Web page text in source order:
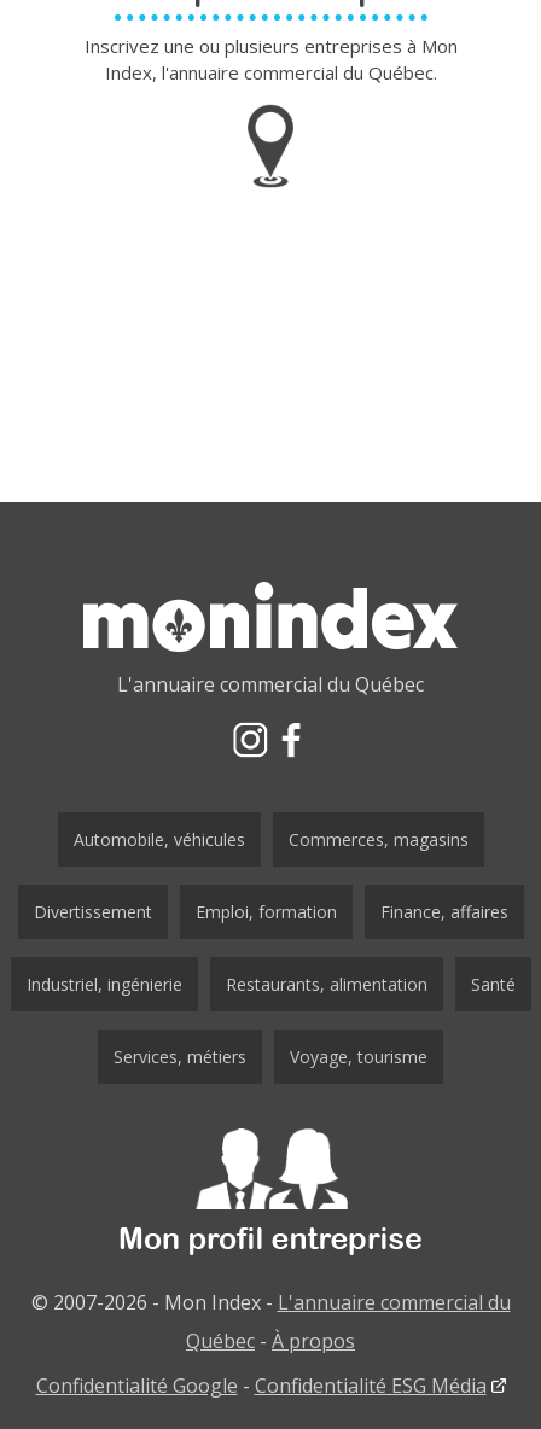
Inscrivez une ou plusieurs entreprises à Mon
Index, l'annuaire commercial du Québec.
L'annuaire commercial du Québec
Automobile, véhicules Commerces, magasins
Divertissement Emploi, formation Finance, affaires
Industriel, ingénierie Restaurants, alimentation Santé
Services, métiers Voyage, tourisme
© 2007-2026 - Mon Index - L'annuaire commercial du
Québec - À propos
Confidentialité Google - Confidentialité ESG Média